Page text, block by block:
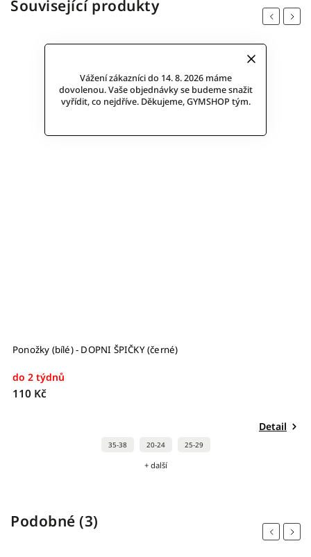
Vážení zákazníci do 14. 8. 2026 máme
dovolenou. Vaše objednávky se budeme snažit
vyřídit, co nejdříve. Děkujeme, GYMSHOP tým.
Související produkty
Previous
Ponožky (bílé) - DOPNI ŠPIČKY (černé)
do 2 týdnů
110 Kč
Detail
35-38 20-24 25-29
+ další
Next
Podobné (3)
Previous
Next